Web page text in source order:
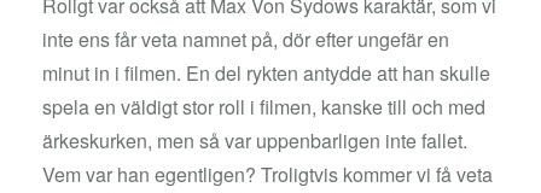
Roligt var också att Max Von Sydows karaktär, som vi
inte ens får veta namnet på, dör efter ungefär en
minut in i filmen. En del rykten antydde att han skulle
spela en väldigt stor roll i filmen, kanske till och med
ärkeskurken, men så var uppenbarligen inte fallet.
Vem var han egentligen? Troligtvis kommer vi få veta